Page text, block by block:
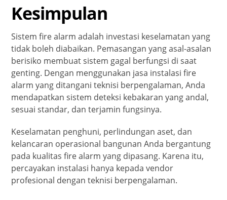
Kesimpulan
Sistem fire alarm adalah investasi keselamatan yang
tidak boleh diabaikan. Pemasangan yang asal-asalan
berisiko membuat sistem gagal berfungsi di saat
genting. Dengan menggunakan jasa instalasi fire
alarm yang ditangani teknisi berpengalaman, Anda
mendapatkan sistem deteksi kebakaran yang andal,
sesuai standar, dan terjamin fungsinya.
Keselamatan penghuni, perlindungan aset, dan
kelancaran operasional bangunan Anda bergantung
pada kualitas fire alarm yang dipasang. Karena itu,
percayakan instalasi hanya kepada vendor
profesional dengan teknisi berpengalaman.